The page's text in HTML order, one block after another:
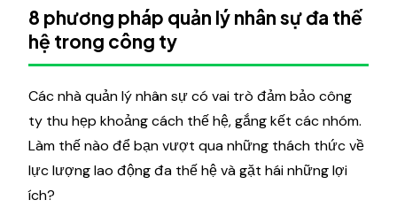
8 phương pháp quản lý nhân sự đa thế
hệ trong công ty
Các nhà quản lý nhân sự có vai trò đảm bảo công
ty thu hẹp khoảng cách thế hệ, gắng kết các nhóm.
Làm thế nào để bạn vượt qua những thách thức về
lực lượng lao động đa thế hệ và gặt hái những lợi
ích?